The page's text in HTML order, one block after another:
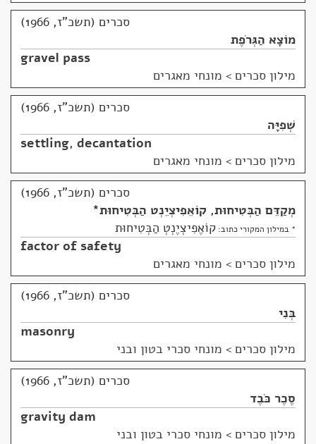
סכרים (תשכ"ז, 1966)
מוֹצָא הַגְּרֹפֶת
gravel pass
מילון סכרים > מונחי מאגרים
סכרים (תשכ"ז, 1966)
שְׁפִיָּה
settling, decantation
מילון סכרים > מונחי מאגרים
סכרים (תשכ"ז, 1966)
מְקַדֵּם הַבְּטִיחוּת, קוֹאֵפִיצְיֵנְט הַבְּטִיחוּת*
* במילון המקורי כתוב: קוֹאֶפִיצְיֶנְטְ הַבְּטִיחוּת
factor of safety
מילון סכרים > מונחי מאגרים
סכרים (תשכ"ז, 1966)
בְּנִי
masonry
מילון סכרים > מונחי סכרי בטון ובני
סכרים (תשכ"ז, 1966)
סֶכֶר כֹּבֶד
gravity dam
מילון סכרים > מונחי סכרי בטון ובני